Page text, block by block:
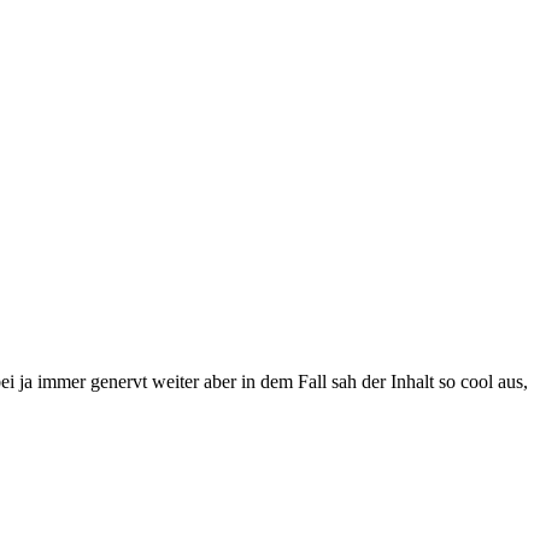
immer genervt weiter aber in dem Fall sah der Inhalt so cool aus,